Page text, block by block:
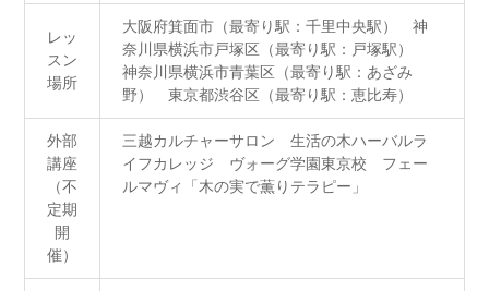
レッ
スン
場所
大阪府箕面市（最寄り駅：千里中央駅） 神
奈川県横浜市戸塚区（最寄り駅：戸塚駅）
神奈川県横浜市青葉区（最寄り駅：あざみ
野） 東京都渋谷区（最寄り駅：恵比寿）
外部
講座
（不
定期
開
催）
三越カルチャーサロン 生活の木ハーバルラ
イフカレッジ ヴォーグ学園東京校 フェー
ルマヴィ「木の実で薫りテラピー」